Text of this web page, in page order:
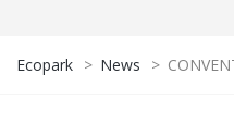
Ecopark > News >